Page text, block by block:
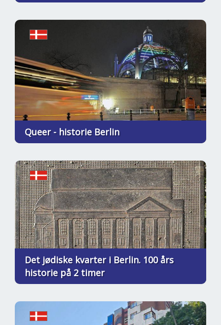
Queer - historie Berlin
Det jødiske kvarter i Berlin. 100 års
historie på 2 timer